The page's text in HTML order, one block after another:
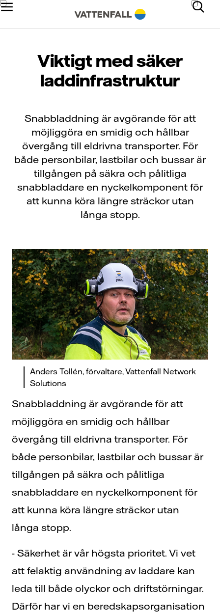
Viktigt med säker
laddinfrastruktur
Snabbladdning är avgörande för att
möjliggöra en smidig och hållbar
övergång till eldrivna transporter. För
både personbilar, lastbilar och bussar är
tillgången på säkra och pålitliga
snabbladdare en nyckelkomponent för
att kunna köra längre sträckor utan
långa stopp.
Anders Tollén, förvaltare, Vattenfall Network
Solutions
Snabbladdning är avgörande för att
möjliggöra en smidig och hållbar
övergång till eldrivna transporter. För
både personbilar, lastbilar och bussar är
tillgången på säkra och pålitliga
snabbladdare en nyckelkomponent för
att kunna köra längre sträckor utan
långa stopp.
- Säkerhet är vår högsta prioritet. Vi vet
att felaktig användning av laddare kan
leda till både olyckor och driftstörningar.
Därför har vi en beredskapsorganisation